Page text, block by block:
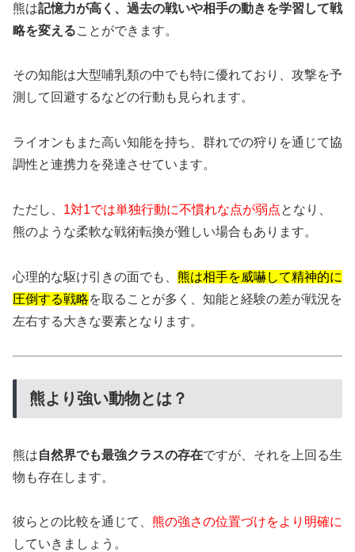
熊は記憶力が高く、過去の戦いや相手の動きを学習して戦
略を変えることができます。
その知能は大型哺乳類の中でも特に優れており、攻撃を予
測して回避するなどの行動も見られます。
ライオンもまた高い知能を持ち、群れでの狩りを通じて協
調性と連携力を発達させています。
ただし、 1対1では単独行動に不慣れな点が弱点となり、
熊のような柔軟な戦術転換が難しい場合もあります。
心理的な駆け引きの面でも、 熊は相手を威嚇して精神的に
圧倒する戦略を取ることが多く、知能と経験の差が戦況を
左右する大きな要素となります。
熊より強い動物とは？
熊は自然界でも最強クラスの存在ですが、それを上回る生
物も存在します。
彼らとの比較を通じて、 熊の強さの位置づけをより明確に
していきましょう。